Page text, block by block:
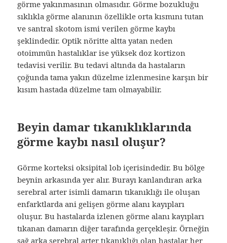
görme yakınmasının olmasıdır. Görme bozukluğu
sıklıkla görme alanının özellikle orta kısmını tutan
ve santral skotom ismi verilen görme kaybı
şeklindedir. Optik nöritte altta yatan neden
otoimmün hastalıklar ise yüksek doz kortizon
tedavisi verilir. Bu tedavi altında da hastaların
çoğunda tama yakın düzelme izlenmesine karşın bir
kısım hastada düzelme tam olmayabilir.
Beyin damar tıkanıklıklarında
görme kaybı nasıl oluşur?
Görme korteksi oksipital lob içerisindedir. Bu bölge
beynin arkasında yer alır. Burayı kanlandıran arka
serebral arter isimli damarın tıkanıklığı ile oluşan
enfarktlarda ani gelişen görme alanı kayıpları
oluşur. Bu hastalarda izlenen görme alanı kayıpları
tıkanan damarın diğer tarafında gerçekleşir. Örneğin
sağ arka serebral arter tıkanıklığı olan hastalar her